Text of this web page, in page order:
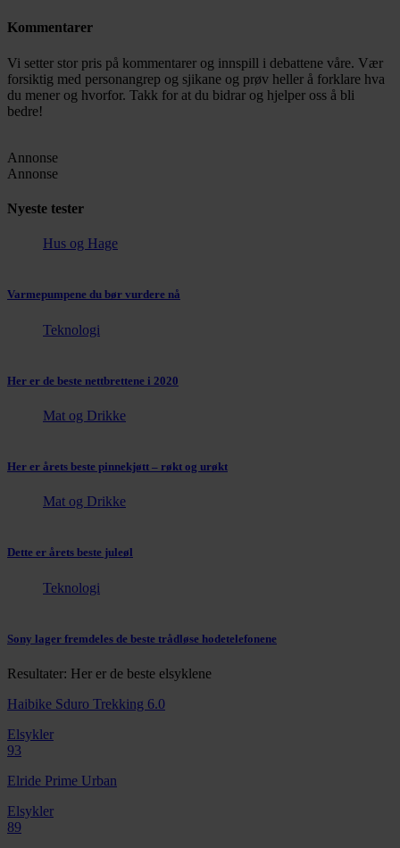
Kommentarer
Vi setter stor pris på kommentarer og innspill i debattene våre. Vær
forsiktig med personangrep og sjikane og prøv heller å forklare hva
du mener og hvorfor. Takk for at du bidrar og hjelper oss å bli
bedre!
Annonse
Annonse
Nyeste tester
Hus og Hage
Varmepumpene du bør vurdere nå
Teknologi
Her er de beste nettbrettene i 2020
Mat og Drikke
Her er årets beste pinnekjøtt – røkt og urøkt
Mat og Drikke
Dette er årets beste juleøl
Teknologi
Sony lager fremdeles de beste trådløse hodetelefonene
Resultater: Her er de beste elsyklene
Haibike Sduro Trekking 6.0
Elsykler
93
Elride Prime Urban
Elsykler
89